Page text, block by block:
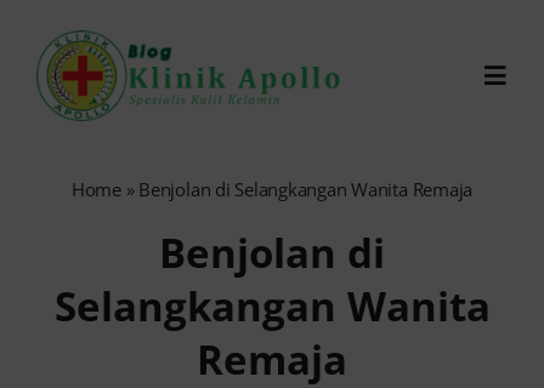
content
Home» Benjolan di Selangkangan Wanita Remaja
Benjolan di
Selangkangan Wanita
Remaja